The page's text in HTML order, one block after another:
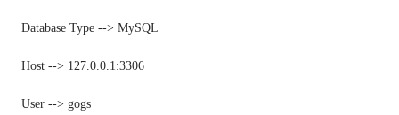
Database Type --> MySQL
Host --> 127.0.0.1:3306
User --> gogs